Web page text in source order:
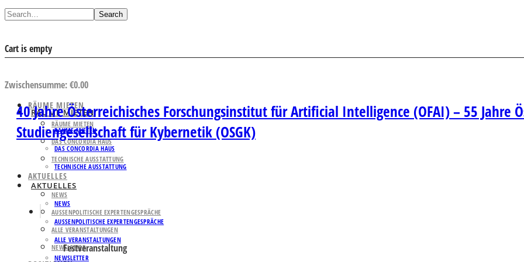
Search
Cart is empty
Zwischensumme:€0.00
RÄUME MIETEN
RÄUME MIETEN
DAS CONCORDIA HAUS
TECHNISCHE AUSSTATTUNG
AKTUELLES
NEWS
AUSSENPOLITISCHE EXPERTENGESPRÄCHE
ALLE VERANSTALTUNGEN
NEWSLETTER
RÄUME MIETEN
RÄUME MIETEN
DAS CONCORDIA HAUS
TECHNISCHE AUSSTATTUNG
AKTUELLES
NEWS
AUSSENPOLITISCHE EXPERTENGESPRÄCHE
ALLE VERANSTALTUNGEN
NEWSLETTER
40 Jahre Österreichisches Forschungsinstitut für Artificial Intelligence (OFAI) – 55 Jahre
Studiengesellschaft für Kybernetik (OSGK)
Festveranstaltung